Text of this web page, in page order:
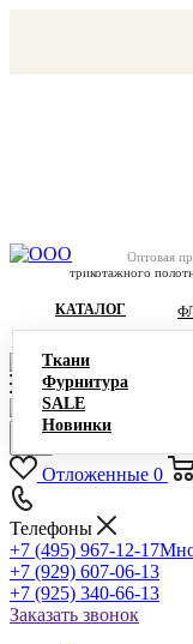
Оптовая
трикотажного
КАТАЛОГ
Ткани
Фурнитура
SALE
Новинки
Отложенные 0
Телефоны
+7 (495) 967-12-17
+7 (929) 607-06-13
+7 (925) 340-66-13
Заказать звонок